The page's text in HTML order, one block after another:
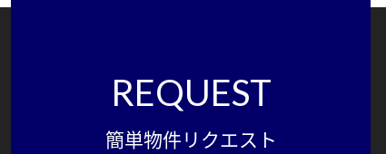
REQUEST
簡単物件リクエスト